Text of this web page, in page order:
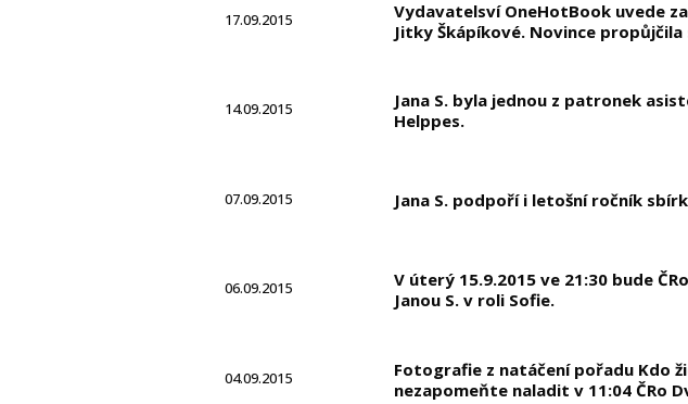
17.09.2015
Vydavatelsví OneHotBook uvede
Jitky Škápíkové. Novince propůjčila
14.09.2015
Jana S. byla jednou z patronek
Helppes.
07.09.2015 Jana S. podpoří i letošní ročník
06.09.2015
V úterý 15.9.2015 ve 21:30 bude
Janou S. v roli Sofie.
04.09.2015
Fotografie z natáčení pořadu Kdo
nezapomeňte naladit v 11:04 ČRo